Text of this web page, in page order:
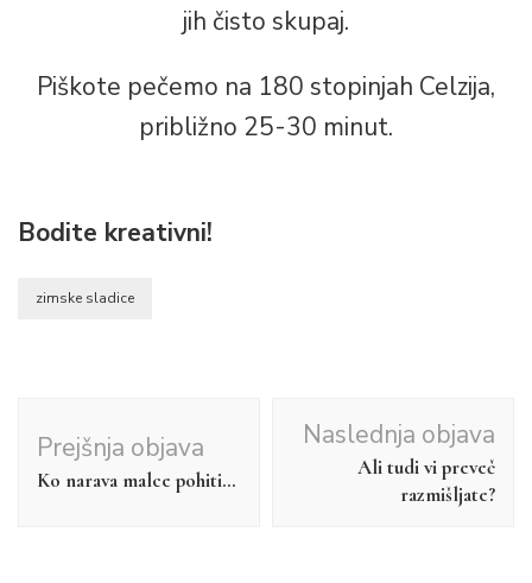
jih čisto skupaj.
Piškote pečemo na 180 stopinjah Celzija,
približno 25-30 minut.
Bodite kreativni!
zimske sladice
objav
Prejšnja objava
Ko narava malce pohiti…
Naslednja objava
Ali tudi vi preveč
razmišljate?